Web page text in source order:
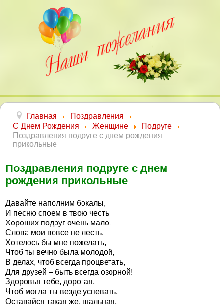
Главная
Поздравления
С Днем Рождения
Женщине
Подруге
Поздравления подруге с днем рождения
прикольные
Поздравления подруге с днем
рождения прикольные
Давайте наполним бокалы,
И песню споем в твою честь.
Хороших подруг очень мало,
Слова мои вовсе не лесть.
Хотелось бы мне пожелать,
Чтоб ты вечно была молодой,
В делах, чтоб всегда процветать,
Для друзей – быть всегда озорной!
Здоровья тебе, дорогая,
Чтоб могла ты везде успевать,
Оставайся такая же, шальная,